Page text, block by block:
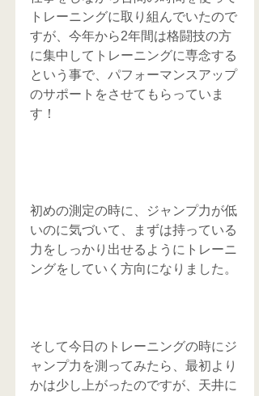
トレーニングに取り組んでいたので
すが、今年から2年間は格闘技の方
に集中してトレーニングに専念する
という事で、パフォーマンスアップ
のサポートをさせてもらっていま
す！
初めの測定の時に、ジャンプ力が低
いのに気づいて、まずは持っている
力をしっかり出せるようにトレーニ
ングをしていく方向になりました。
そして今日のトレーニングの時にジ
ャンプ力を測ってみたら、最初より
かは少し上がったのですが、天井に